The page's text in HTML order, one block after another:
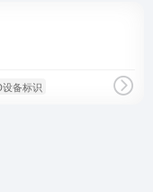
备标识